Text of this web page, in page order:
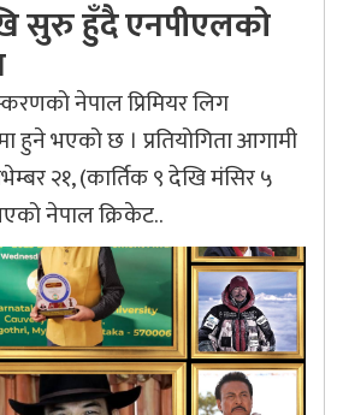
सुरु हुँदै एनपीएलको
नेपाल प्रिमियर लिग
हुने भएको छ । प्रतियोगिता आगामी
२१, (कार्तिक ९ देखि मंसिर ५
नेपाल क्रिकेट..